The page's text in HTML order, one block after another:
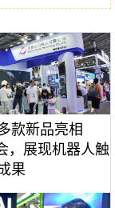
款新品亮相
，展现机器人触
果